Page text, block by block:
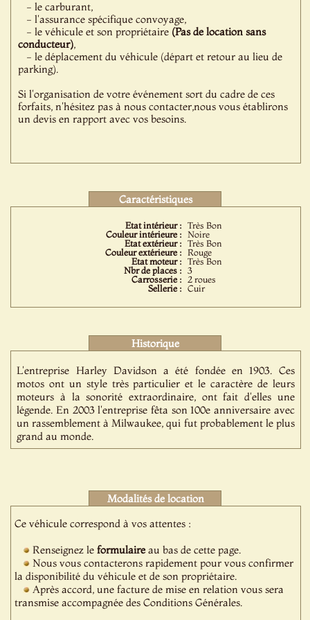
- le carburant,
- l'assurance spécifique convoyage,
- le véhicule et son propriétaire (Pas de location sans
conducteur),
- le déplacement du véhicule (départ et retour au lieu de
parking).
Si l'organisation de votre événement sort du cadre de ces
forfaits, n'hésitez pas à nous contacter,nous vous établirons
un devis en rapport avec vos besoins.
Caractéristiques
Etat intérieur : Très Bon
Couleur intérieure : Noire
Etat extérieur : Très Bon
Couleur extérieure : Rouge
Etat moteur : Très Bon
Nbr de places : 3
Carrosserie :
2 roues
Sellerie : Cuir
Historique
L'entreprise Harley Davidson a été fondée en 1903. Ces
motos ont un style très particulier et le caractère de leurs
moteurs à la sonorité extraordinaire, ont fait d'elles une
légende. En 2003 l'entreprise fêta son 100e anniversaire avec
un rassemblement à Milwaukee, qui fut probablement le plus
grand au monde.
Modalités de location
Ce véhicule correspond à vos attentes :
Renseignez leformulaireau bas de cette page.
Nous vous contacterons rapidement pour vous confirmer
la disponibilité du véhicule et de son propriétaire.
Après accord, une facture de mise en relation vous sera
transmise accompagnée des Conditions Générales.